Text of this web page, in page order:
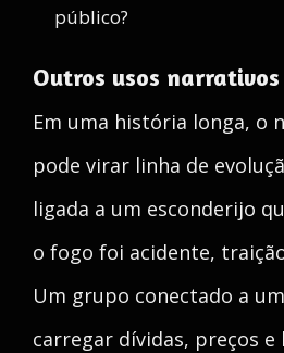
público?
Outros usos narrativos
Em uma história longa, o
pode virar linha de
ligada a um esconderijo
o fogo foi acidente,
Um grupo conectado a
carregar dívidas, preços e